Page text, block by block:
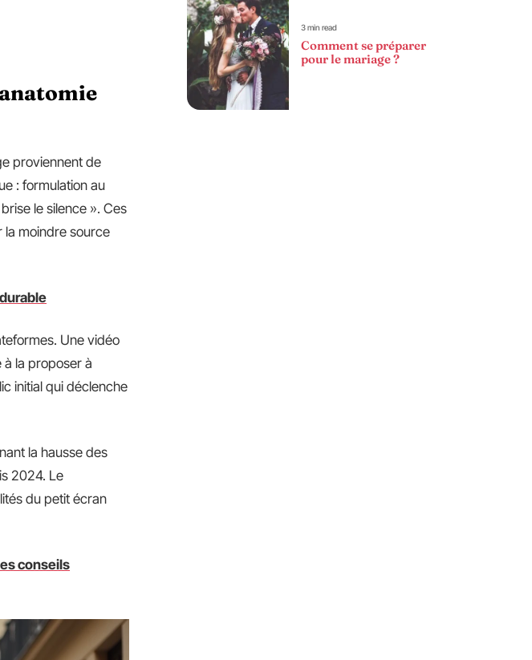
proviennent de
: formulation au
le silence ». Ces
la moindre source
Une vidéo
à la proposer à
initial qui déclenche
la hausse des
2024. Le
du petit écran
conseils
3 min read
Comment se préparer
pour le mariage ?